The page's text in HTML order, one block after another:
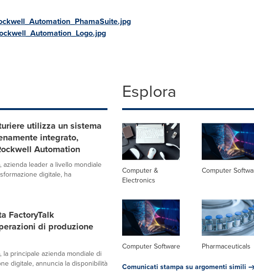
utilizza un sistema
integrato,
Automation
azienda leader a livello mondiale
digitale, ha
FactoryTalk
di produzione
la principale azienda mondiale di
digitale, annuncia la disponibilità
Esplora
Computer &
Electronics
Computer
Computer Software
Pharmaceuticals
Comunicati stampa su argomenti simili